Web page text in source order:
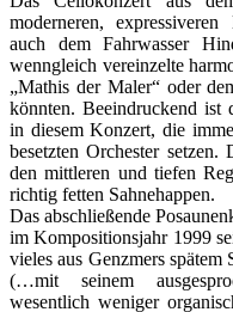
moderneren,
auch dem Fahrwasser
wenngleich vereinzelte
„Mathis der Maler“ oder
könnten. Beeindruckend ist
in diesem Konzert, die
besetzten Orchester
den mittleren und tiefen
richtig fetten Sahnehappen.
Das abschließende
im Kompositionsjahr 1999
vieles aus Genzmers
(…mit seinem
wesentlich weniger